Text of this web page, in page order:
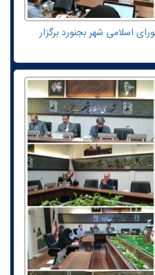
اسلامی شهر بجنورد برگزار